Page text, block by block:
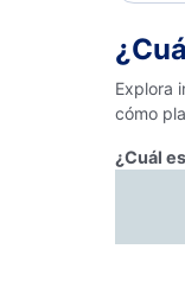
Explora
cómo
¿Cuál